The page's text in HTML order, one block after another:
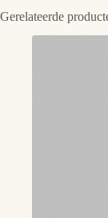
Gerelateerde